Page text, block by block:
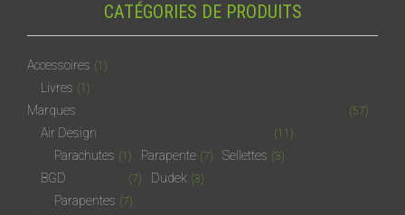
CATÉGORIES DE PRODUITS
Accessoires (1)
Livres (1)
Marques (57)
Air Design (11)
Parachutes (1) Parapente (7) Sellettes (3)
BGD (7)
Parapentes (7)
Dudek (3)